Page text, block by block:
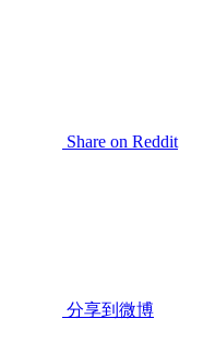
Share on Reddit
分享到微博